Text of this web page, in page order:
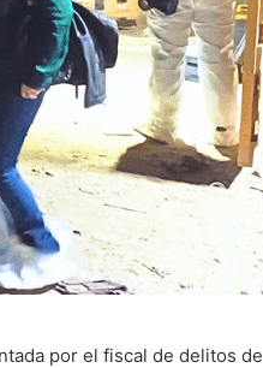
por el fiscal de delitos de